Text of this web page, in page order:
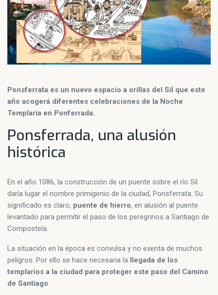
Ponsferrata es un nuevo espacio a orillas del Sil que este
año acogerá diferentes celebraciones de la Noche
Templaria en Ponferrada.
Ponsferrada, una alusión
histórica
En el año 1086, la construcción de un puente sobre el río Sil
daría lugar el nombre primigenio de la ciudad, Ponsferrata. Su
significado es claro, puente de hierro, en alusión al puente
levantado para permitir el paso de los peregrinos a Santiago de
Compostela.
La situación en la época es convulsa y no exenta de muchos
peligros. Por ello se hace necesaria la llegada de los
templarios a la ciudad para proteger este paso del Camino
de Santiago.